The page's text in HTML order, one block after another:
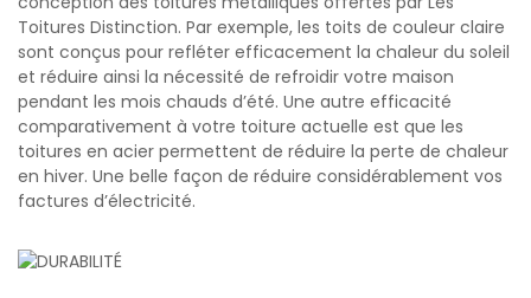
Toitures Distinction. Par exemple, les toits de couleur claire
sont conçus pour refléter efficacement la chaleur du soleil
et réduire ainsi la nécessité de refroidir votre maison
pendant les mois chauds d’été. Une autre efficacité
comparativement à votre toiture actuelle est que les
toitures en acier permettent de réduire la perte de chaleur
en hiver. Une belle façon de réduire considérablement vos
factures d’électricité.